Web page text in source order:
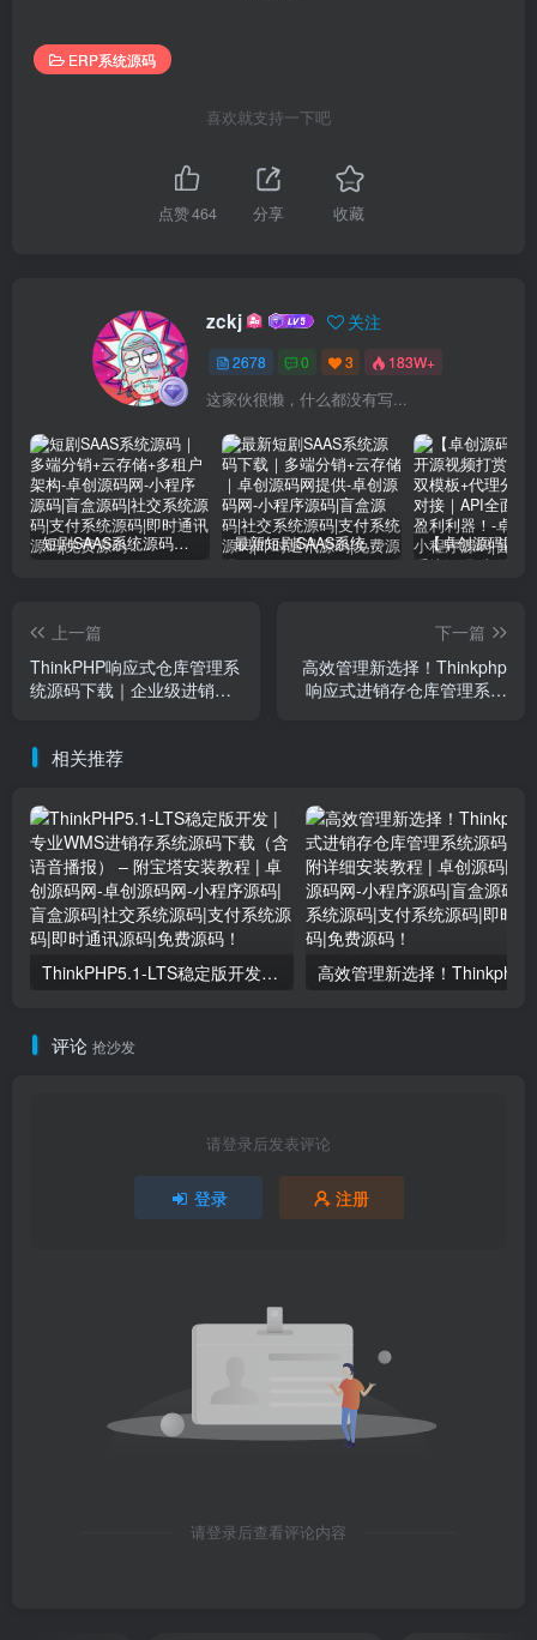
ERP系统源码
喜欢就支持一下吧
点赞464 分享 收藏
zckj 关注
2678 0 3 183W+
这家伙很懒，什么都没有写...
短剧SAAS系统源码｜多端分销+云存储+多租户架构 最新短剧SAAS系统源码下载｜多端分销+云存储｜卓创源码网提供
上一篇
ThinkPHP响应式仓库管理系
统源码下载｜企业级进销存
下一篇
高效管理新选择！Thinkphp
响应式进销存仓库管理系统
相关推荐
ThinkPHP5.1-LTS稳定版开发 | 专业WMS进销存系统源码下载（含语音播报） – 附宝塔安装教程 | 卓创源码网
评论 抢沙发
请登录后发表评论
登录 注册
请登录后查看评论内容